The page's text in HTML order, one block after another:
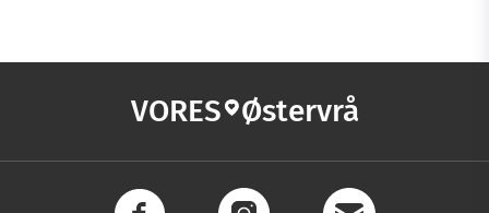
VORES Østervrå